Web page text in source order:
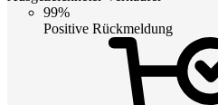
99%
Positive Rückmeldung